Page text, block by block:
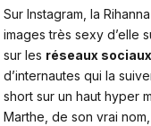
Sur Instagram, la
images très sexy d’elle
sur les réseaux sociaux,
d’internautes qui la
short sur un haut hyper
Marthe, de son vrai